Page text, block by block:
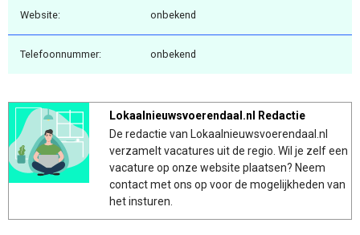
Website: onbekend
Telefoonnummer: onbekend
Lokaalnieuwsvoerendaal.nl Redactie
De redactie van Lokaalnieuwsvoerendaal.nl
verzamelt vacatures uit de regio. Wil je zelf een
vacature op onze website plaatsen? Neem
contact met ons op voor de mogelijkheden van
het insturen.